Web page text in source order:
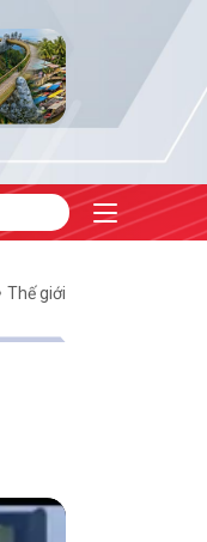
Thế giới